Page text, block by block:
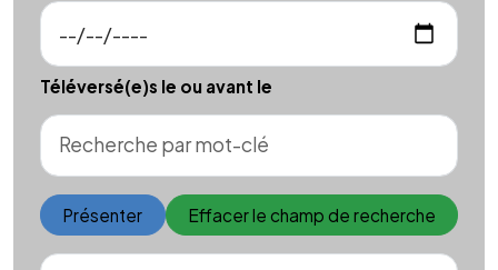
Téléversé(e)s le ou avant le
Présenter Effacer le champ de recherche